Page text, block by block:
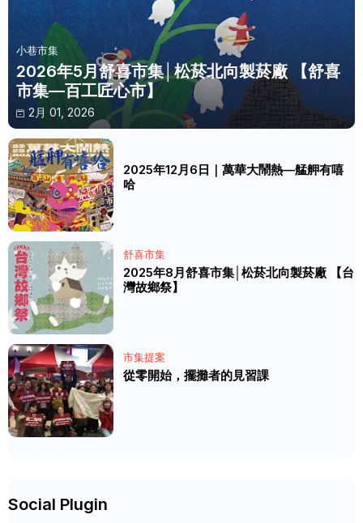
小巷市集
2026年5月舒喜市集│松菸北向製菸廠 【舒喜
市集—百工匠心市】
2月 01, 2026
2025年12月6日｜萬華大鬧熱—艋舺有嘻
哈
舒喜市集
2025年8月舒喜市集│松菸北向製菸廠 【台
灣故鄉祭】
市集提案
從零開始，擺攤者的見習課
Social Plugin